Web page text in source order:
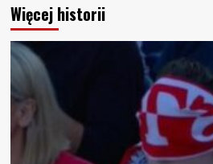
Więcej historii